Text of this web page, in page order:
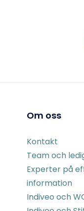
Om oss
Kontakt
Team och
Experter på
information
Indiveo och